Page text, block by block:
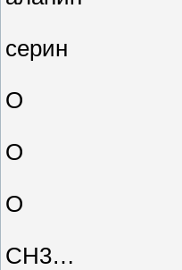
серин
О
О
О
СН3…